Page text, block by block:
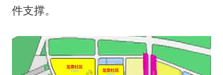
件支撑。